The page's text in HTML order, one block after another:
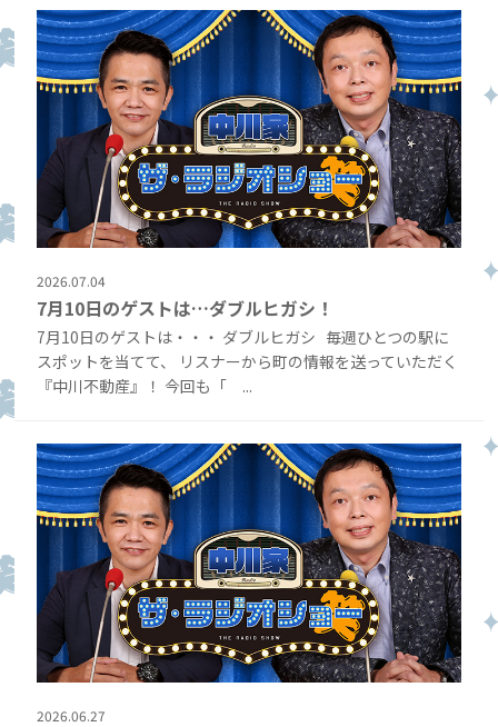
2026.07.04
7月10日のゲストは…ダブルヒガシ！
7月10日のゲストは・・・ ダブルヒガシ 毎週ひとつの駅に
スポットを当てて、 リスナーから町の情報を送っていただく
『中川不動産』！ 今回も「 ...
2026.06.27